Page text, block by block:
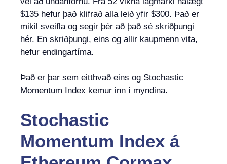
$135 hefur það klifrað alla leið yfir $300. Það er
mikil sveifla og segir þér að það sé skriðþungi
hér. En skriðþungi, eins og allir kaupmenn vita,
hefur endingartíma.
Það er þar sem eitthvað eins og Stochastic
Momentum Index kemur inn í myndina.
Stochastic
Momentum Index á